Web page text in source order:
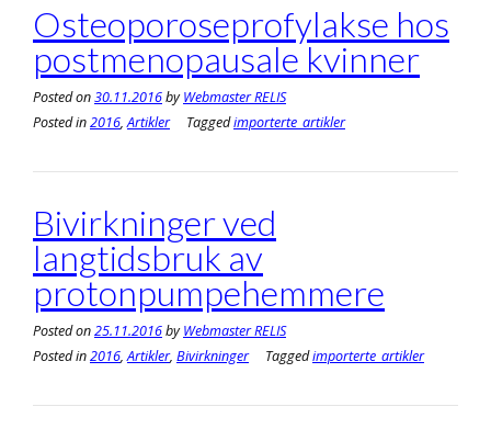
Osteoporoseprofylakse hos
postmenopausale kvinner
Posted on30.11.2016byWebmaster RELIS
Posted in2016,Artikler Taggedimporterte_artikler
Bivirkninger ved
langtidsbruk av
protonpumpehemmere
Posted on25.11.2016byWebmaster RELIS
Posted in2016,Artikler, Bivirkninger Taggedimporterte_artikler